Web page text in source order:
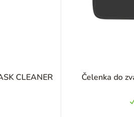
CLEANER Čelenka do